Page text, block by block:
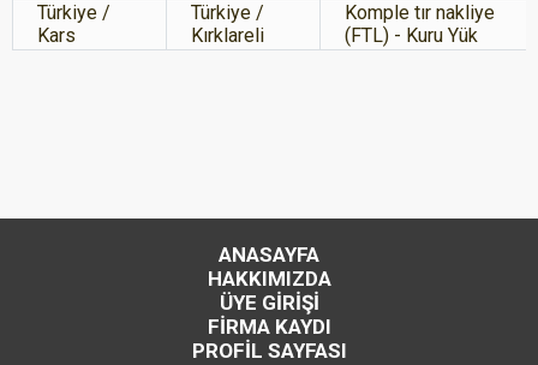
Türkiye /
Kars
Türkiye /
Kırklareli
Komple tır nakliye
(FTL) - Kuru Yük
ANASAYFA
HAKKIMIZDA
ÜYE GİRİŞİ
FİRMA KAYDI
PROFİL SAYFASI